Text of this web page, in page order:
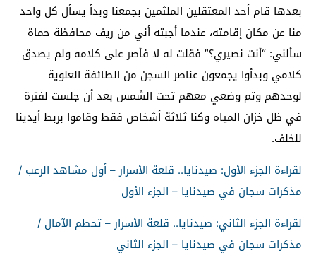
بعدها قام أحد المعتقلين الملثمين بجمعنا وبدأ يسأل كل واحد
منا عن مكان إقامته، عندما أجبته أني من ريف محافظة حماة
سألني: “أنت نصيري؟” فقلت له لا فأصر على كلامه ولم يصدق
كلامي وبدأوا يجمعون عناصر السجن من الطائفة العلوية
لوحدهم وتم وضعي معهم تحت الشمس بعد أن جلست لفترة
في ظل خزان المياه وكنا ثلاثة أشخاص فقط وقاموا بربط أيدينا
للخلف.
لقراءة الجزء الأول: صيدنايا.. قلعة الأسرار – أول مشاهد الرعب /
مذكرات سجان في صيدنايا – الجزء الأول
لقراءة الجزء الثاني: صيدنايا.. قلعة الأسرار – تحطم الآمال /
مذكرات سجان في صيدنايا – الجزء الثاني